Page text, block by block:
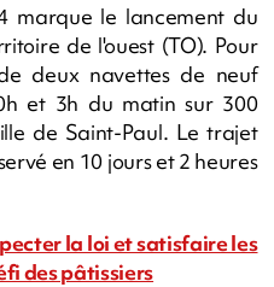
marque le lancement du
de l'ouest (TO). Pour
deux navettes de neuf
et 3h du matin sur 300
de Saint-Paul. Le trajet
en 10 jours et 2 heures
la loi et satisfaire les
des pâtissiers